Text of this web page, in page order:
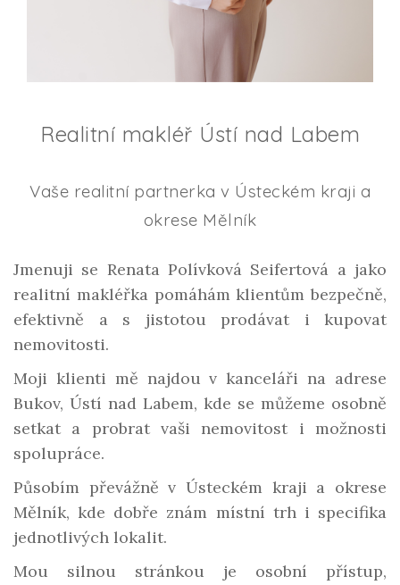
Realitní makléř Ústí nad Labem
Vaše realitní partnerka v Ústeckém kraji a
okrese Mělník
Jmenuji se Renata Polívková Seifertová a jako
realitní makléřka pomáhám klientůmbezpečně,
efektivně a s jistotou prodávat i kupovat
nemovitosti.
Moji klienti mě najdou v kanceláři na adrese
Bukov, Ústí nad Labem, kde se můžeme osobně
setkat a probrat vaši nemovitost i možnosti
spolupráce.
Působím převážně v Ústeckém kraji a okrese
Mělník, kde dobře znám místní trh i specifika
jednotlivých lokalit.
Mou silnou stránkou je osobní přístup,